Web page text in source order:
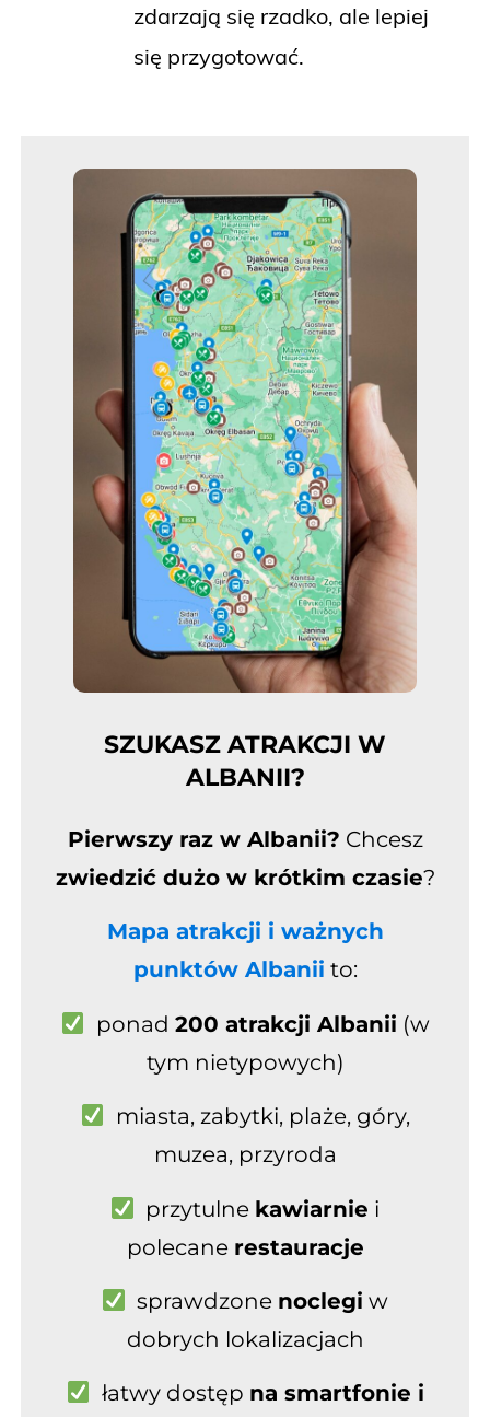
zdarzają się rzadko, ale lepiej
się przygotować.
SZUKASZ ATRAKCJI W
ALBANII?
Pierwszy raz w Albanii? Chcesz
zwiedzić dużo w krótkim czasie?
Mapa atrakcji i ważnych
punktów Albanii to:
ponad 200 atrakcji Albanii (w
tym nietypowych)
miasta, zabytki, plaże, góry,
muzea, przyroda
przytulne kawiarnie i
polecane restauracje
sprawdzone noclegi w
dobrych lokalizacjach
łatwy dostęp na smartfonie i